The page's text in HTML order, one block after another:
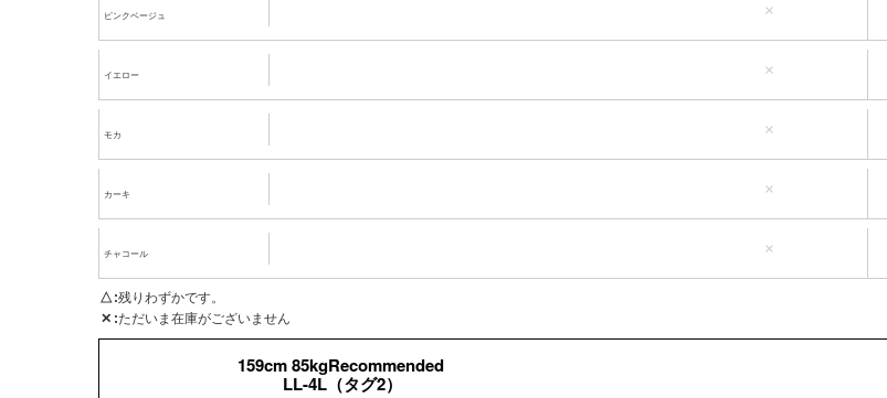
ピンクベージュ ×
イエロー ×
モカ ×
カーキ ×
チャコール ×
△ 残りわずかです。
✕ ただいま在庫がございません
159cm 85kgRecommended
LL-4L（タグ2）